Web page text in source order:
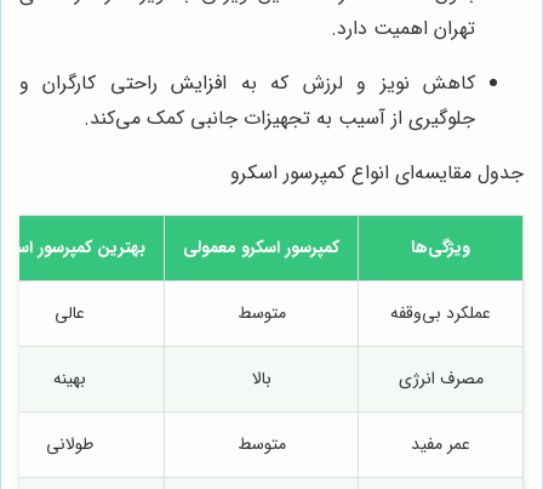
تهران اهمیت دارد.
کاهش نویز و لرزش که به افزایش راحتی کارگران و
جلوگیری از آسیب به تجهیزات جانبی کمک می‌کند.
جدول مقایسه‌ای انواع کمپرسور اسکرو
ویژگی‌ها کمپرسور اسکرو معمولی بهترین کمپرسور
عملکرد بی‌وقفه متوسط عالی
مصرف انرژی بالا بهینه
عمر مفید متوسط طولانی